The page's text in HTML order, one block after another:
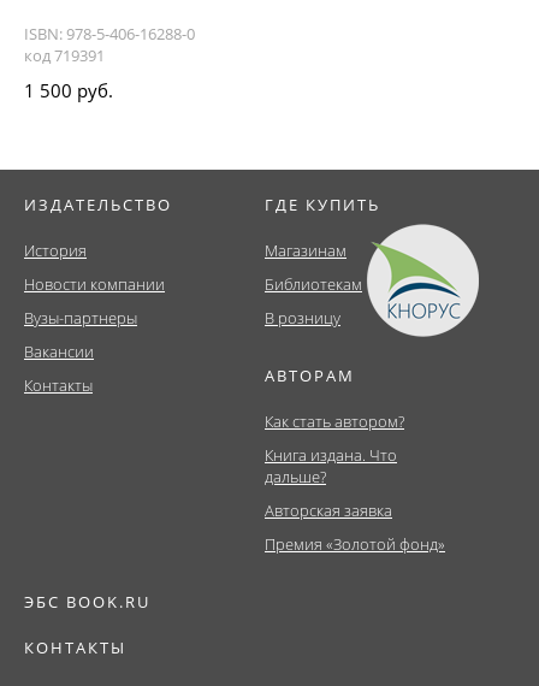
ISBN: 978-5-406-16288-0
код 719391
1 500 руб.
ИЗДАТЕЛЬСТВО
История
Новости компании
Вузы-партнеры
Вакансии
Контакты
ГДЕ КУПИТЬ
Магазинам
Библиотекам
В розницу
АВТОРАМ
Как стать автором?
Книга издана. Что
дальше?
Авторская заявка
Премия «Золотой фонд»
ЭБС BOOK.RU
КОНТАКТЫ